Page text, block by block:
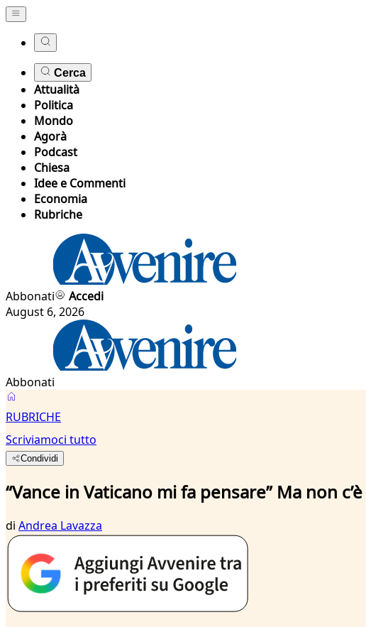
Cerca
Attualità
Politica
Mondo
Agorà
Podcast
Chiesa
Idee e Commenti
Economia
Rubriche
Abbonati
Accedi
August 6, 2026
Abbonati
RUBRICHE
Scriviamoci tutto
Condividi
“Vance in Vaticano mi fa pensare” Ma non
di Andrea Lavazza